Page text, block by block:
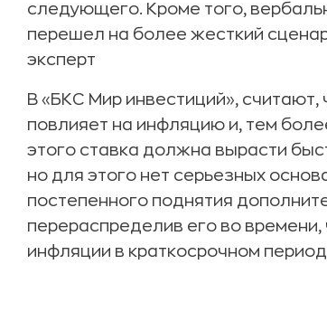
следующего. Кроме того,
перешел на более жесткий
эксперт
В «БКС Мир инвестиций», считают,
повлияет на инфляцию и, тем
этого ставка должна вырасти
но для этого нет серьезных
постепенного поднятия
перераспределив его во
инфляции в краткосрочном